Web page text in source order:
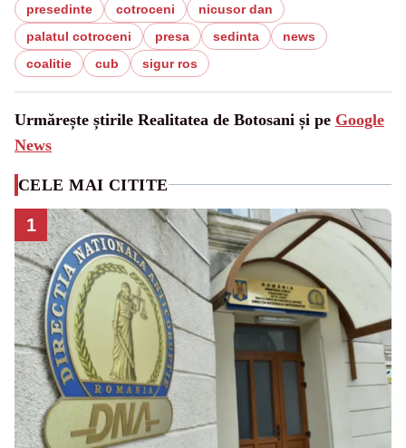
presedinte cotroceni
nicusor dan
palatul cotroceni
presa sedinta
news
coalitie
cub sigur ros
Urmărește știrile Realitatea de Botosani și pe Google
News
CELE MAI CITITE
1